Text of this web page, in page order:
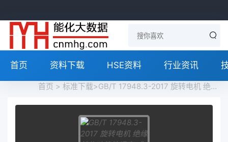
首页 资料下载 HSE资料 行业资讯
首页 > 标准下载>GB/T 17948.3-2017 旋转电机 绝缘结构功能性评定 成型绕组试验规程 旋转电机绝缘结构热评定和分级 Rotating electrical machines-Functional evaluation of insulation systems-Test procedures for form-wound windings-Thermal evaluation and classification of insulation systems used in rotating machines免费下载